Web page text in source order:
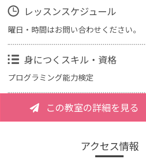
レッスンスケジュール
曜日・時間はお問い合わせください。
身につくスキル・資格
プログラミング能力検定
この教室の詳細を見る
アクセス情報